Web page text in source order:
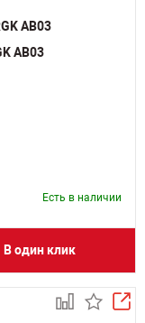
AB03
Есть в наличии
В один клик